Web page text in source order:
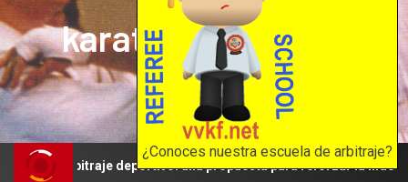
¿Conoces nuestra escuela de arbitraje?
karate en internet
El karate en internet
deportivo: una propuesta para reforzar la independencia